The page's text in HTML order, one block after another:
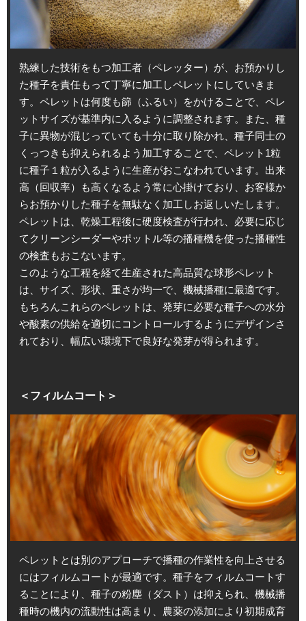
熟練した技術をもつ加工者（ペレッター）が、お預かりし
た種子を責任もって丁寧に加工しペレットにしていきま
す。ペレットは何度も篩（ふるい）をかけることで、ペレ
ットサイズが基準内に入るように調整されます。また、種
子に異物が混じっていても十分に取り除かれ、種子同士の
くっつきも抑えられるよう加工することで、ペレット1粒
に種子１粒が入るように生産がおこなわれています。出来
高（回収率）も高くなるよう常に心掛けており、お客様か
らお預かりした種子を無駄なく加工しお返しいたします。
ペレットは、乾燥工程後に硬度検査が行われ、必要に応じ
てクリーンシーダーやポットル等の播種機を使った播種性
の検査もおこないます。
このような工程を経て生産された高品質な球形ペレット
は、サイズ、形状、重さが均一で、機械播種に最適です。
もちろんこれらのペレットは、発芽に必要な種子への水分
や酸素の供給を適切にコントロールするようにデザインさ
れており、幅広い環境下で良好な発芽が得られます。
＜フィルムコート＞
ペレットとは別のアプローチで播種の作業性を向上させる
にはフィルムコートが最適です。種子をフィルムコートす
ることにより、種子の粉塵（ダスト）は抑えられ、機械播
種時の機内の流動性は高まり、農薬の添加により初期成育